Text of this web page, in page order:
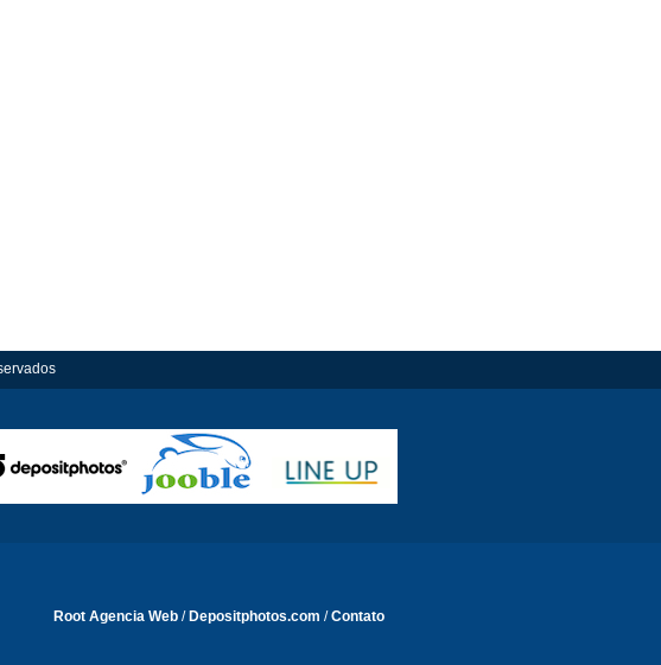
Root Agencia Web / Depositphotos.com /Contato